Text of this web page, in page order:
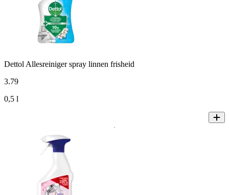
Dettol Allesreiniger spray linnen frisheid
3.79
0,5 l